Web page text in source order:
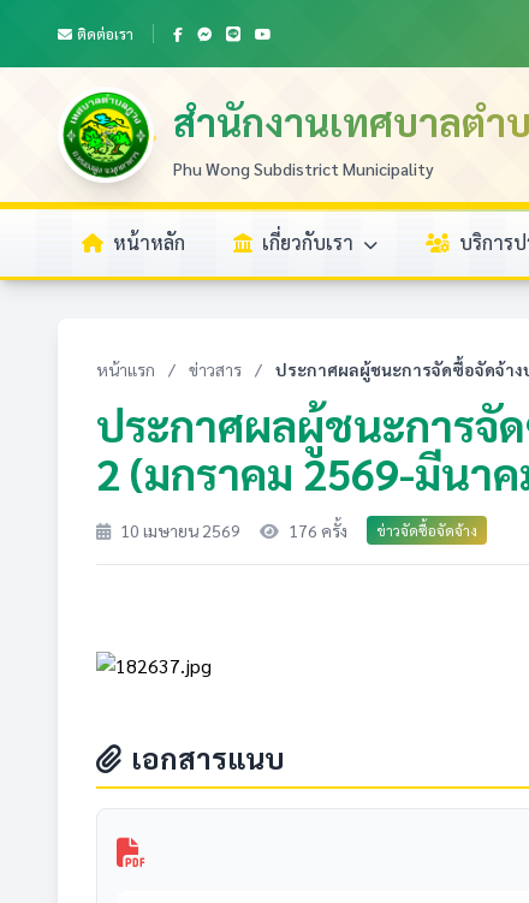
ติดต่อเรา
สำนักงานเทศบาลตำ
Phu Wong Subdistrict Municipality
หน้าหลัก เกี่ยวกับเรา บริการ
หน้าแรก / ข่าวสาร / ประกาศผลผู้ชนะการจัดซื้อจัดจ้าง
ประกาศผลผู้ชนะการจั
2 (มกราคม 2569-มีนา
10 เมษายน 2569 176 ครั้ง ข่าวจัดซื้อจัดจ้าง
เอกสารแนบ